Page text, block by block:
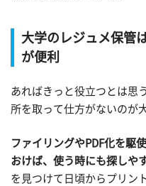
大学のレジュメ保管
が便利
あればきっと役立つとは思
所を取って仕方がないのが
ファイリングやPDF化を駆
おけば、使う時にも探しや
を見つけて日頃からプリン